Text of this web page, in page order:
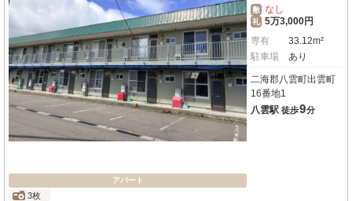
わせお待ちしております！/オール電化
アパート
3枚
敷 なし
礼 5万3,000円
専有
33.12m²
駐車場
あり
二海郡八雲町出雲町
16番地1
八雲駅 徒歩9分